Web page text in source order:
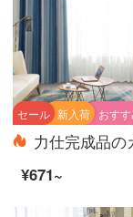
おす
新入荷
セール
¥671~